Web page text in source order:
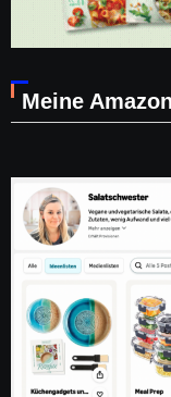
Meine